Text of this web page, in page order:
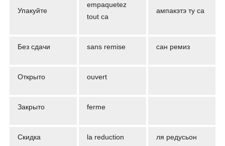
Упакуйте
empaquetez
tout ca
ампакэтэ ту са
Без сдачи sans remise сан ремиз
Открыто ouvert
Закрыто ferme
Скидка la reduction ля редусьон